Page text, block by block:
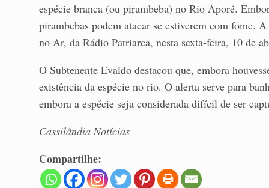
espécie branca (ou pirambeba) no Rio Aporé.
pirambebas podem atacar se estiverem com fome.
no Ar, da Rádio Patriarca, nesta sexta-feira, 10 de
O Subtenente Evaldo destacou que, embora
existência da espécie no rio. O alerta serve para
embora a espécie seja considerada difícil de ser
Cassilândia Notícias
Compartilhe: